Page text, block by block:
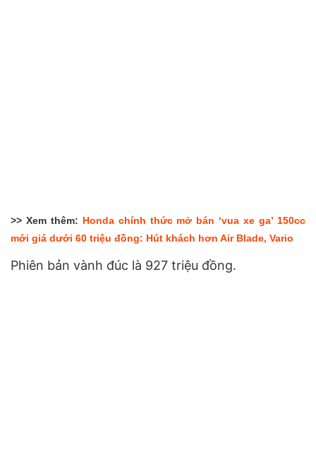
>> Xem thêm: Honda chính thức mở bán ‘vua xe ga’ 150cc
mới giá dưới 60 triệu đồng: Hút khách hơn Air Blade, Vario
Phiên bản vành đúc là 927 triệu đồng.